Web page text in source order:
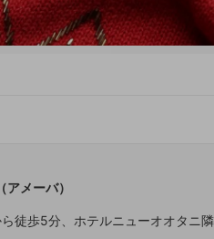
メーバ）
徒歩5分、ホテルニューオオタニ